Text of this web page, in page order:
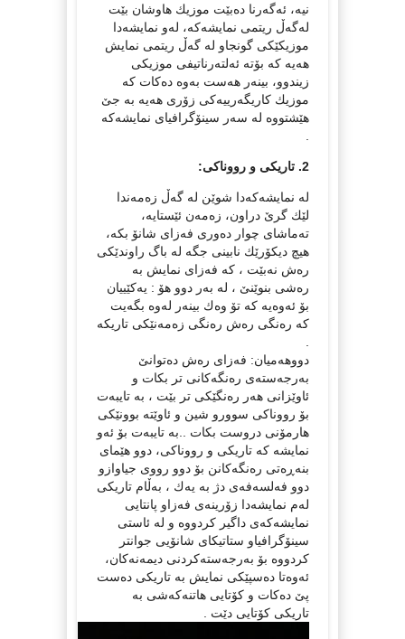
نیه‌، ئه‌گه‌رنا ده‌بێت موزیك هاوشان بێت
له‌گه‌ڵ ریتمی نمایشه‌كه‌، له‌و نمایشه‌دا
موزیكێكی گونجاو له‌ گه‌ڵ ریتمی نمایش
هه‌یه‌ كه‌ بۆته‌ ئه‌لته‌رناتیفی موزیكی
زیندوو، بینه‌ر هه‌ست به‌وه‌ ده‌كات كه‌
موزیك كاریگه‌رییه‌كی زۆری هه‌یه‌ به‌ جێ‌
هێشتووه‌ له‌ سه‌ر سینۆگرافیای نمایشه‌كه‌
2. تاریكی و رووناكی:
له‌ نمایشه‌كه‌دا شوێن له‌ گه‌ڵ زه‌مه‌ندا
لێك گرێ‌ دراون، زه‌مه‌ن ئێستایه‌،
ته‌ماشای چوار ده‌وری فه‌زای شانۆ بكه‌،
هیچ دیكۆرێك نابینی جگه‌ له‌ باگ راوندێكی
ره‌ش نه‌بێت ، كه‌ فه‌زای نمایش به‌
ره‌شی بنوێنێ‌ ، له‌ به‌ر دوو هۆ : یه‌كێییان
بۆ ئه‌وه‌یه‌ كه‌ تۆ وه‌ك بینه‌ر له‌وه‌ بگه‌یت
كه‌ ره‌نگی ره‌ش ره‌نگی زه‌مه‌نێكی تاریكه‌
دووهه‌میان: فه‌زای ره‌ش ده‌توانێ‌
به‌رجه‌سته‌ی ره‌نگه‌كانی تر بكات و
ئاوێزانی هه‌ر ره‌نگێكی تر بێت ، به‌ تایبه‌ت
بۆ رووناكی سوورو شین و ئاوێته‌ بوونێكی
هارمۆنی دروست بكات ..به‌ تایبه‌ت بۆ ئه‌و
نمایشه‌ كه‌ تاریكی و رووناكی، دوو هێمای
بنه‌ڕه‌تی ره‌نگه‌كانن بۆ دوو رووی جیاوازو
دوو فه‌لسه‌فه‌ی دژ به‌ یه‌ك ، به‌ڵام تاریكی
له‌م نمایشه‌دا زۆرینه‌ی فه‌زاو پانتایی
نمایشه‌كه‌ی داگیر كردووه‌ و له‌ ئاستی
سینۆگرافیاو ستاتیكای شانۆیی جوانتر
كردووه‌ بۆ به‌رجه‌سته‌كردنی دیمه‌نه‌كان،
ئه‌وه‌تا ده‌سپێكی نمایش به‌ تاریكی ده‌ست
پێ‌ ده‌كات و كۆتایی هاتنه‌كه‌شی به‌
تاریكی كۆتایی دێت .